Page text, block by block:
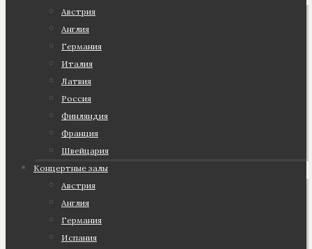
Австрия
Англия
Германия
Италия
Латвия
Россия
Финляндия
Франция
Швейцария
Концертные залы
Австрия
Англия
Германия
Испания